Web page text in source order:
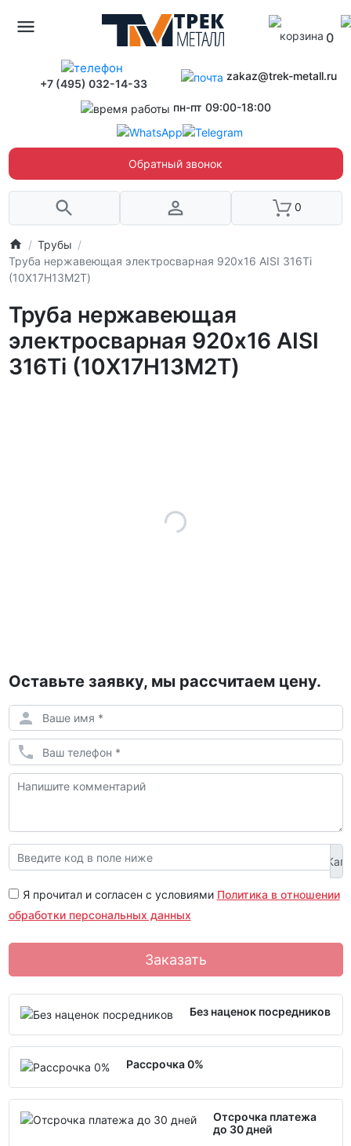
0
+7 (495) 032-14-33
zakaz@trek-metall.ru
пн-пт 09:00-18:00
Обратный звонок
0
Трубы
Труба нержавеющая электросварная 920х16 AISI 316Ti
(10Х17Н13М2Т)
Труба нержавеющая
электросварная 920х16 AISI
316Ti (10Х17Н13М2Т)
Оставьте заявку, мы рассчитаем цену.
Я прочитал и согласен с условиями Политика в отношении
обработки персональных данных
Заказать
Без наценок посредников
Рассрочка 0%
Отсрочка платежа
до 30 дней